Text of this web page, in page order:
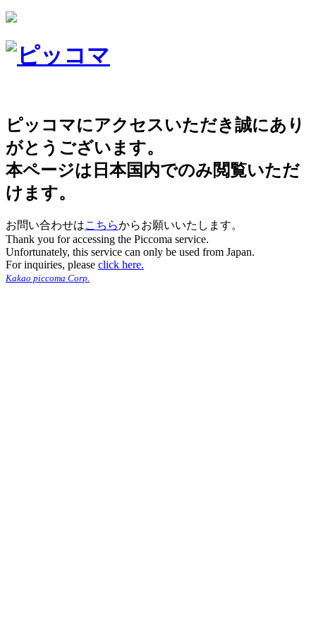
ピッコマにアクセスいただき誠にあり
がとうございます。
本ページは日本国内でのみ閲覧いただ
けます。
お問い合わせはこちらからお願いいたします。
Thank you for accessing the Piccoma service.
Unfortunately, this service can only be used from Japan.
For inquiries, please click here.
Kakao piccoma Corp.